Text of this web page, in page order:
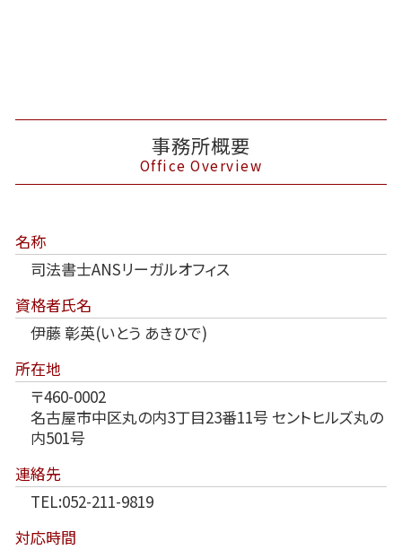
事務所概要
Office Overview
名称
司法書士ANSリーガルオフィス
資格者氏名
伊藤 彰英(いとう あきひで)
所在地
〒460-0002
名古屋市中区丸の内3丁目23番11号 セントヒルズ丸の
内501号
連絡先
TEL:052-211-9819
対応時間